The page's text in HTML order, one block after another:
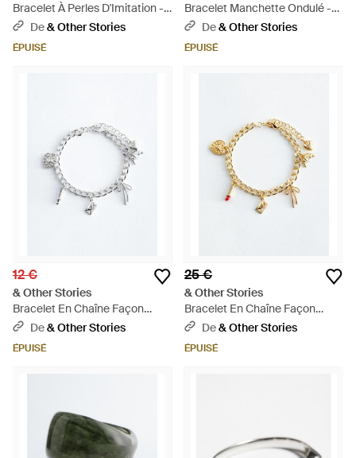
Bracelet À Perles D'Imitation -
Blanc
De& Other Stories
ÉPUISÉ
Bracelet Manchette Ondulé -
Blanc
De& Other Stories
ÉPUISÉ
12 €
& Other Stories
Bracelet En Chaîne Façon
Gourmette À Breloques - Bleu
De& Other Stories
ÉPUISÉ
25 €
& Other Stories
Bracelet En Chaîne Façon
Gourmette À Breloques -
Métallisé
De& Other Stories
ÉPUISÉ